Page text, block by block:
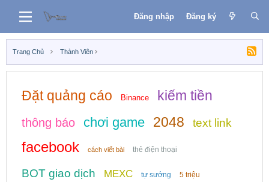
Đăng nhập Đăng ký
Trang Chủ Thành Viên
Đặt quảng cáo Binance kiếm tiền
thông báo chơi game 2048 text link
facebook cách viết bài thẻ điện thoại
BOT giao dịch MEXC tự sướng 5 triệu